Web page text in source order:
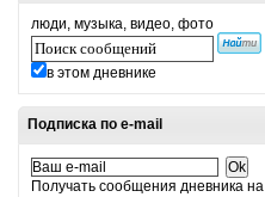
люди, музыка, видео, фото
в этом дневнике
Подписка по e-mail
Получать сообщения дневника на